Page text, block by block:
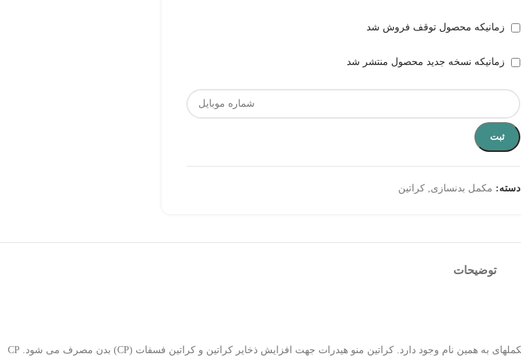
زمانیکه محصول توقف فروش شد
زمانیکه نسخه جدید محصول منتشر شد
ثبت
دسته: مکمل بدنسازی, کراتین
توضیحات
کراتین ماده ای است که در بدن انسان در طی سوخت و ساز پروتئین تولید می شود. این ماده در غذاها و مکملهای به همین نام وجود دارد. کراتین منو هیدرات جهت افزایش ذخایر کراتین و کراتین فسفات (CP) بدن مصرف می شود. CP